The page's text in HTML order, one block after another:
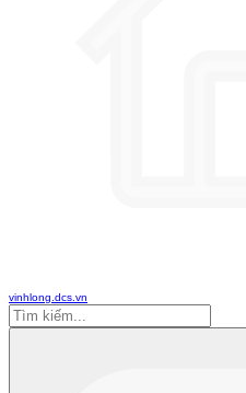
vinhlong.dcs.vn